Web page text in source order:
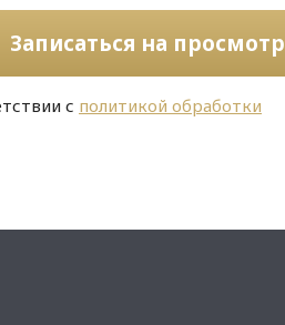
Записаться на просмотр
с политикой обработки